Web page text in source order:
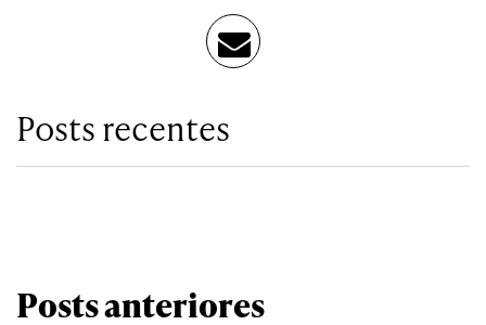
Posts recentes
Posts anteriores